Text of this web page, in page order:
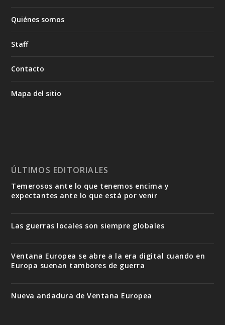
Quiénes somos
Staff
Contacto
Mapa del sitio
ÚLTIMOS EDITORIALES
Temerosos ante lo que tenemos encima y
expectantes ante lo que está por venir
Las guerras locales son siempre globales
Ventana Europea se abre a la era digital cuando en
Europa suenan tambores de guerra
Nueva andadura de Ventana Europea